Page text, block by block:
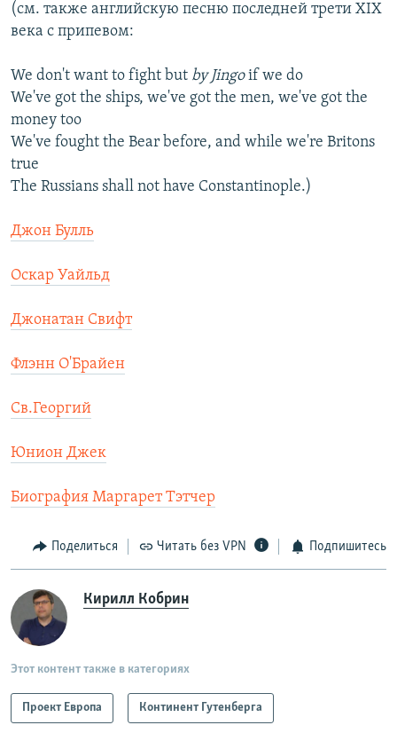
(см. также английскую песню последней трети XIX
века с припевом:
We don't want to fight but by Jingoif we do
We've got the ships, we've got the men, we've got the
money too
We've fought the Bear before, and while we're Britons
true
The Russians shall not have Constantinople.)
Джон Булль
Оскар Уайльд
Джонатан Свифт
Флэнн О'Брайен
Св.Георгий
Юнион Джек
Биография Маргарет Тэтчер
Поделиться Читать без VPN Подпишитесь
Кирилл Кобрин
Этот контент также в категориях
Проект Европа Континент Гутенберга